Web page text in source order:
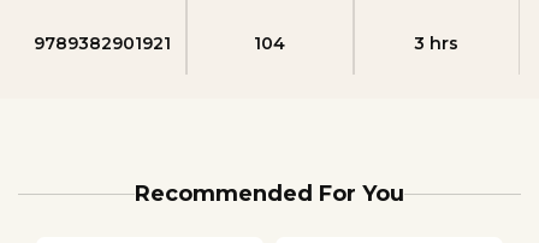
9789382901921 104 3 hrs
Recommended For You